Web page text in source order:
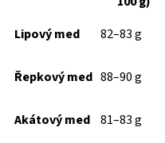
Lipový med 82–83 g
Řepkový med 88–90 g
Akátový med 81–83 g